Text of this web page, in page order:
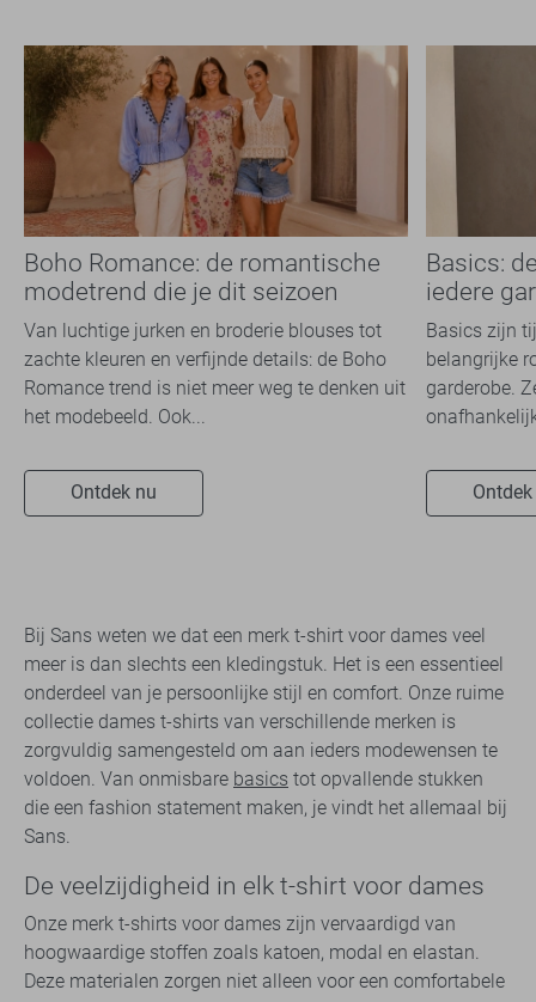
Boho Romance: de romantische
modetrend die je dit seizoen
overal ziet
Van luchtige jurken en broderie blouses tot
zachte kleuren en verfijnde details: de Boho
Romance trend is niet meer weg te denken uit
het modebeeld. Ook...
Ontdek nu
Basics:
iedere
Basics zijn
belangrijke
garderobe.
Bij Sans weten we dat een merk t-shirt voor dames veel
meer is dan slechts een kledingstuk. Het is een essentieel
onderdeel van je persoonlijke stijl en comfort. Onze ruime
collectie dames t-shirts van verschillende merken is
zorgvuldig samengesteld om aan ieders modewensen te
voldoen. Van onmisbare basics tot opvallende stukken
die een fashion statement maken, je vindt het allemaal bij
Sans.
De veelzijdigheid in elk t-shirt voor dames
Onze merk t-shirts voor dames zijn vervaardigd van
hoogwaardige stoffen zoals katoen, modal en elastan.
Deze materialen zorgen niet alleen voor een comfortabele